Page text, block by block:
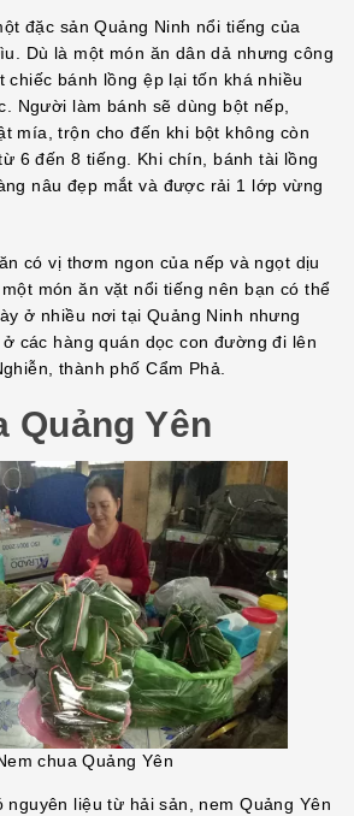
đặc sản Quảng Ninh nổi tiếng của
Dù là một món ăn dân dả nhưng công
chiếc bánh lồng ệp lại tốn khá nhiều
Người làm bánh sẽ dùng bột nếp,
mía, trộn cho đến khi bột không còn
6 đến 8 tiếng. Khi chín, bánh tài lồng
nâu đẹp mắt và được rải 1 lớp vừng
có vị thơm ngon của nếp và ngọt dịu
món ăn vặt nổi tiếng nên bạn có thể
ở nhiều nơi tại Quảng Ninh nhưng
các hàng quán dọc con đường đi lên
thành phố Cẩm Phả.
Quảng Yên
chua Quảng Yên
nguyên liệu từ hải sản, nem Quảng Yên